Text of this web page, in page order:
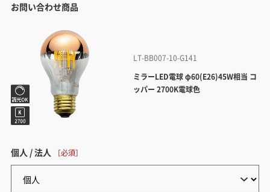
お問い合わせ商品
LT-BB007-10-G141
ミラーLED電球 φ60(E26)45W相当 コ
ッパー 2700K電球色
個人 / 法人